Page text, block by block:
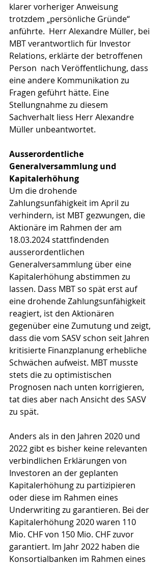
klarer vorheriger Anweisung
trotzdem „persönliche Gründe“
anführte.  Herr Alexandre Müller, bei
MBT verantwortlich für Investor
Relations, erklärte der betroffenen
Person  nach Veröffentlichung, dass
eine andere Kommunikation zu
Fragen geführt hätte. Eine
Stellungnahme zu diesem
Sachverhalt liess Herr Alexandre
Müller unbeantwortet.
Ausserordentliche
Generalversammlung und
Kapitalerhöhung
Um die drohende
Zahlungsunfähigkeit im April zu
verhindern, ist MBT gezwungen, die
Aktionäre im Rahmen der am
18.03.2024 stattfindenden
ausserordentlichen
Generalversammlung über eine
Kapitalerhöhung abstimmen zu
lassen. Dass MBT so spät erst auf
eine drohende Zahlungsunfähigkeit
reagiert, ist den Aktionären
gegenüber eine Zumutung und zeigt,
dass die vom SASV schon seit Jahren
kritisierte Finanzplanung erhebliche
Schwächen aufweist. MBT musste
stets die zu optimistischen
Prognosen nach unten korrigieren,
tat dies aber nach Ansicht des SASV
zu spät.
Anders als in den Jahren 2020 und
2022 gibt es bisher keine relevanten
verbindlichen Erklärungen von
Investoren an der geplanten
Kapitalerhöhung zu partizipieren
oder diese im Rahmen eines
Underwriting zu garantieren. Bei der
Kapitalerhöhung 2020 waren 110
Mio. CHF von 150 Mio. CHF zuvor
garantiert. Im Jahr 2022 haben die
Konsortialbanken im Rahmen eines